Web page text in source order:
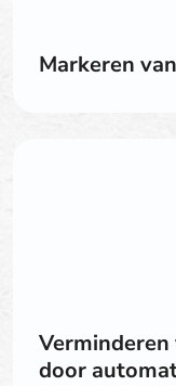
Markeren
door